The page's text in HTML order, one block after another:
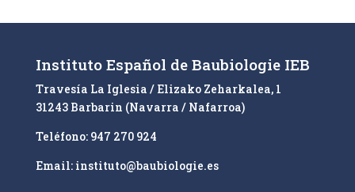
a
Instituto Español de Baubiologie IEB
Travesía La Iglesia / Elizako Zeharkalea, 1
31243 Barbarin (Navarra / Nafarroa)
Teléfono: 947 270 924
Email: instituto@baubiologie.es